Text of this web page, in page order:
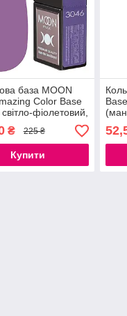
база MOON
Color Base
фіолетовий,
₴ 225 ₴
Купити